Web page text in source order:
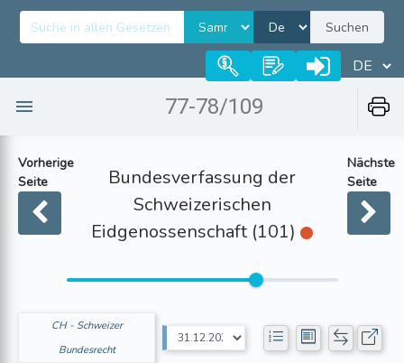
Suchen
77-78/109
Vorherige
Seite
Bundesverfassung der
Schweizerischen
Eidgenossenschaft (101)
Nächste
Seite
CH - Schweizer
Bundesrecht